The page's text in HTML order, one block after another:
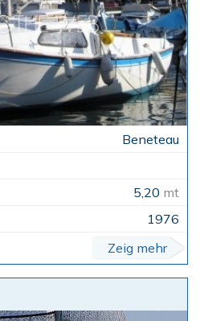
Beneteau
5,20 mt
1976
Zeig mehr